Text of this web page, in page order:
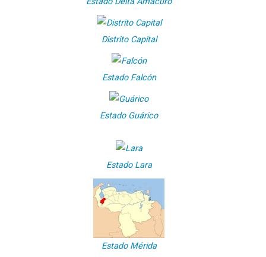
Distrito Capital
Estado Falcón
Estado Guárico
Estado Lara
Estado Mérida